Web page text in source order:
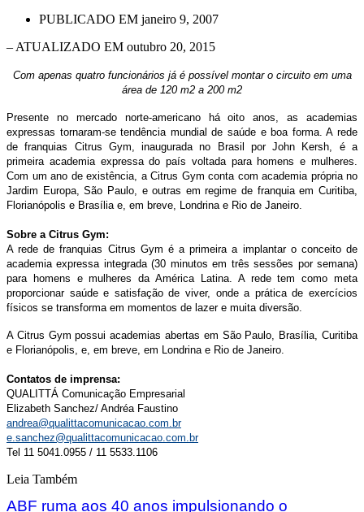
PUBLICADO EM janeiro 9, 2007
– ATUALIZADO EM outubro 20, 2015
Com apenas quatro funcionários já é possível montar o circuito em uma
área de 120 m2 a 200 m2
Presente no mercado norte-americano há oito anos, as academias
expressas tornaram-se tendência mundial de saúde e boa forma. A rede
de franquias Citrus Gym, inaugurada no Brasil por John Kersh, é a
primeira academia expressa do país voltada para homens e mulheres.
Com um ano de existência, a Citrus Gym conta com academia própria no
Jardim Europa, São Paulo, e outras em regime de franquia em Curitiba,
Florianópolis e Brasília e, em breve, Londrina e Rio de Janeiro.
Sobre a Citrus Gym:
A rede de franquias Citrus Gym é a primeira a implantar o conceito de
academia expressa integrada (30 minutos em três sessões por semana)
para homens e mulheres da América Latina. A rede tem como meta
proporcionar saúde e satisfação de viver, onde a prática de exercícios
físicos se transforma em momentos de lazer e muita diversão.
A Citrus Gym possui academias abertas em São Paulo, Brasília, Curitiba
e Florianópolis, e, em breve, em Londrina e Rio de Janeiro.
Contatos de imprensa:
QUALITTÁ Comunicação Empresarial
Elizabeth Sanchez/ Andréa Faustino
andrea@qualittacomunicacao.com.br
e.sanchez@qualittacomunicacao.com.br
Tel 11 5041.0955 / 11 5533.1106
Leia Também
ABF ruma aos 40 anos impulsionando o